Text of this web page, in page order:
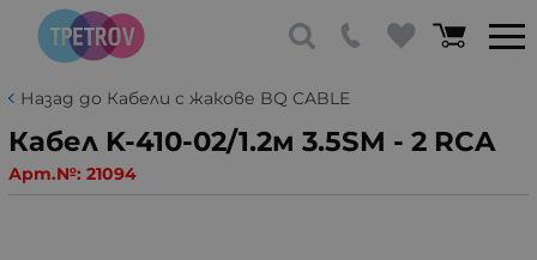
Назад до Кабели с жакове BQ CABLE
Кабел K-410-02/1.2м 3.5SM - 2 RCA
Арт.№: 21094